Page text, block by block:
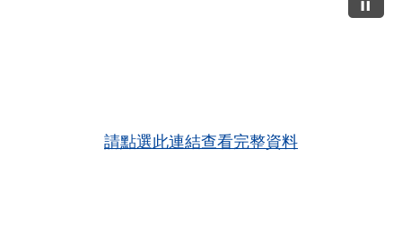
請點選此連結查看完整資料